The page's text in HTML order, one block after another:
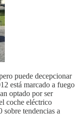
puede decepcionar
está marcado a fuego
optado por ser
coche eléctrico
sobre tendencias a